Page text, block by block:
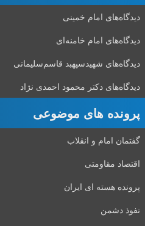
دیدگاه‌های امام خمینی
دیدگاه‌های امام خامنه‌ای
دیدگاه‌های شهید‌سپهبد قاسم‌سلیمانی
دیدگاه‌های دکتر محمود احمدی نژاد
پرونده های موضوعی
گفتمان امام و انقلاب
اقتصاد مقاومتی
پرونده هسته ای ایران
نفوذ دشمن